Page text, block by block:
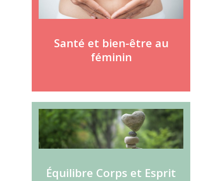
Santé et bien-être au
féminin
Équilibre Corps et Esprit